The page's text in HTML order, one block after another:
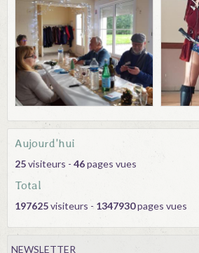
Aujourd'hui
25visiteurs - 46pages vues
Total
197625visiteurs - 1347930pages vues
NEWSLETTER